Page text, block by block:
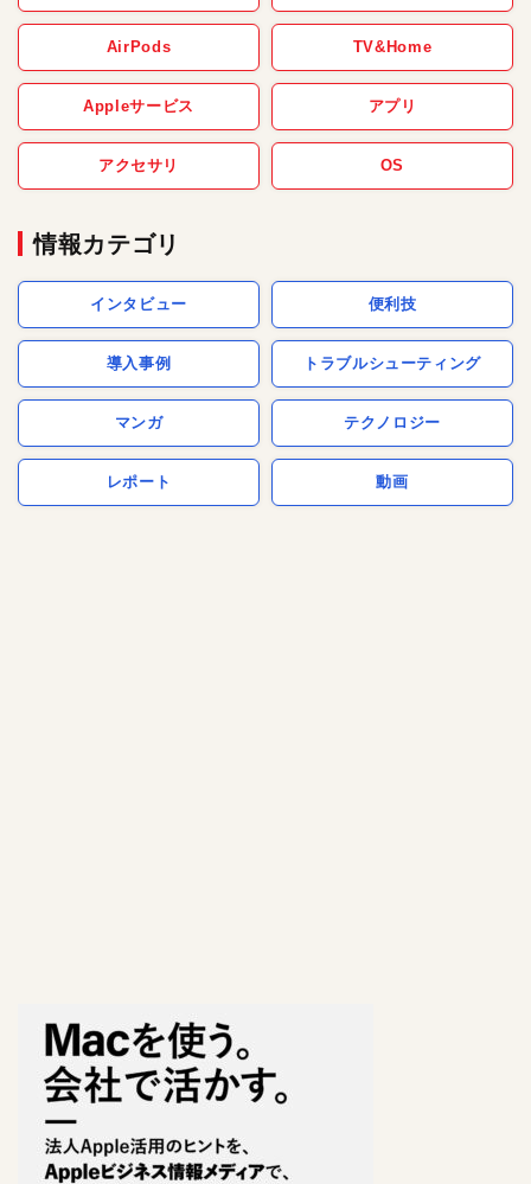
AirPods TV&Home
Appleサービス アプリ
アクセサリ OS
情報カテゴリ
インタビュー 便利技
導入事例 トラブルシューティング
マンガ テクノロジー
レポート 動画